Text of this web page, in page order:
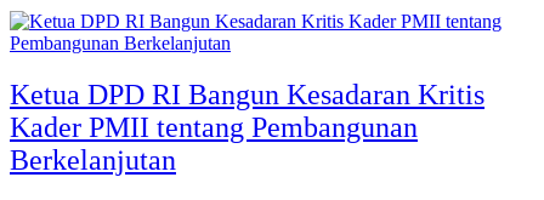
Ketua DPD RI Bangun Kesadaran Kritis
Kader PMII tentang Pembangunan
Berkelanjutan